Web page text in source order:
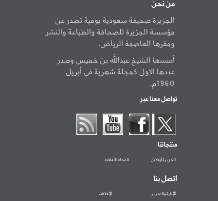
من نحن
الجزيرة صحيفة سعودية يومية تصدر عن
مؤسسة الجزيرة للصحافة والطباعة والنشر
ومقرها العاصمة الرياض.
أسسها الشيخ عبدالله بن خميس وصدر
عددها الاول كمجلة شهرية في أبريل
1960م.
تواصل معنا عبر
منتجاتنا
الجزيرة أونلاين المجلة الثقافية
اتصل بنا
الإدارة والتحرير الإعلانات